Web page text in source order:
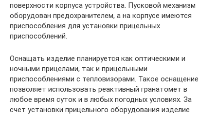
поверхности корпуса устройства. Пусковой механизм
оборудован предохранителем, а на корпусе имеются
приспособления для установки прицельных
приспособлений.
Оснащать изделие планируется как оптическими и
ночными прицелами, так и прицельными
приспособлениями с тепловизорами. Такое оснащение
позволяет использовать реактивный гранатомет в
любое время суток и в любых погодных условиях. За
счет установки прицельного оборудования изделие